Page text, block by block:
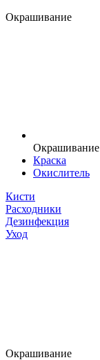
Окрашивание
Окрашивание
Краска
Окислитель
Кисти
Расходники
Дезинфекция
Уход
Окрашивание